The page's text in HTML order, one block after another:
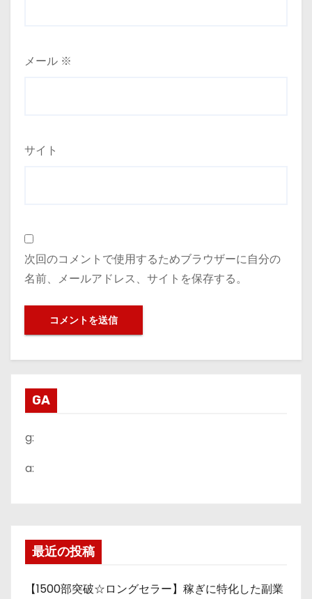
メール ※
サイト
次回のコメントで使用するためブラウザーに自分の
名前、メールアドレス、サイトを保存する。
GA
g:
a:
最近の投稿
【1500部突破☆ロングセラー】稼ぎに特化した副業